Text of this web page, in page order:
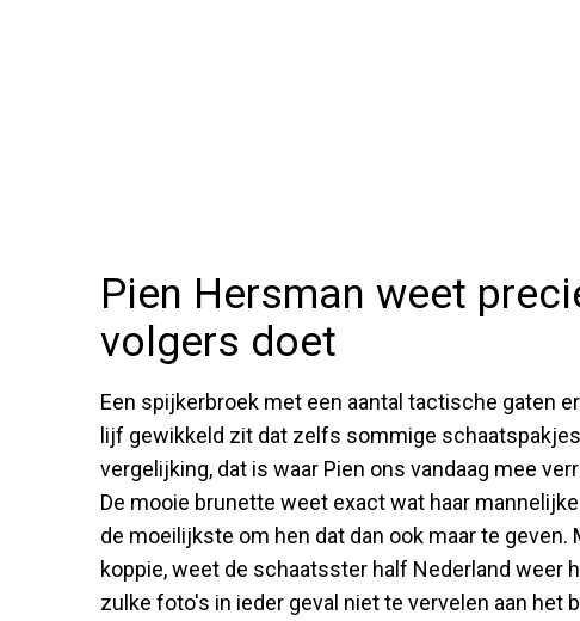
Pien Hersman weet
volgers doet
Een spijkerbroek met een aantal tactische gaten
lijf gewikkeld zit dat zelfs sommige
vergelijking, dat is waar Pien ons vandaag mee
De mooie brunette weet exact wat haar
de moeilijkste om hen dat dan ook maar te geven.
koppie, weet de schaatsster half Nederland weer
zulke foto's in ieder geval niet te vervelen aan het